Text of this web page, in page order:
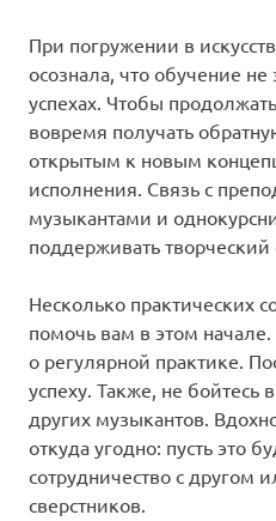
При погружении в
осознала, что обучение не
успехах. Чтобы
вовремя получать
открытым к новым
исполнения. Связь с
музыкантами и
поддерживать творческий
Несколько практических
помочь вам в этом начале.
о регулярной практике.
успеху. Также, не бойтесь
других музыкантов.
откуда угодно: пусть это
сотрудничество с другом
сверстников.